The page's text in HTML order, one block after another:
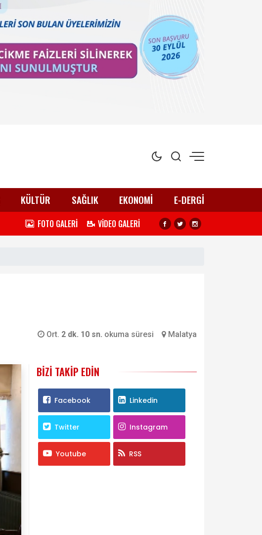
KÜLTÜR SAĞLIK EKONOMİ E-DERGİ
FOTO GALERİ VİDEO GALERİ
Ort. 2 dk. 10 sn. okuma süresi Malatya
BIZI TAKIP EDIN
Facebook Linkedin
Twitter Instagram
Youtube RSS